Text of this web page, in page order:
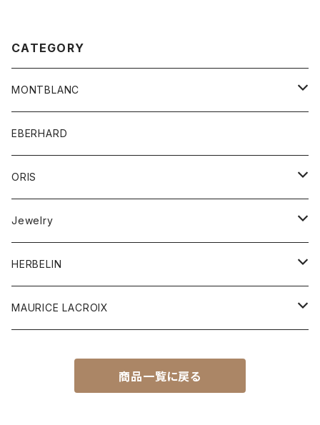
CATEGORY
MONTBLANC
Men's watch
Ladies watch
筆記具
レザー
EBERHARD
ORIS
Aquis Date
Divers Sixty-Five
Divers
Jewelry
ピアス
リング
HERBELIN
MEN'S
MAURICE LACROIX
商品一覧に戻る